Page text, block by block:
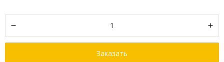
Заказать